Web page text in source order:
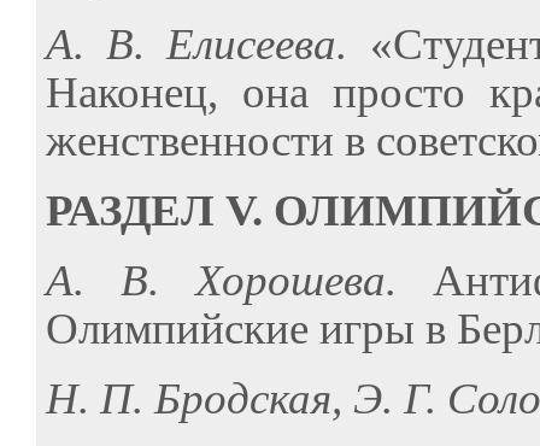
А. В. Елисеева.
Наконец, она просто
женственности в
РАЗДЕЛ V.
А. В. Хорошева.
Олимпийские игры в
Н. П. Бродская, Э. Г.